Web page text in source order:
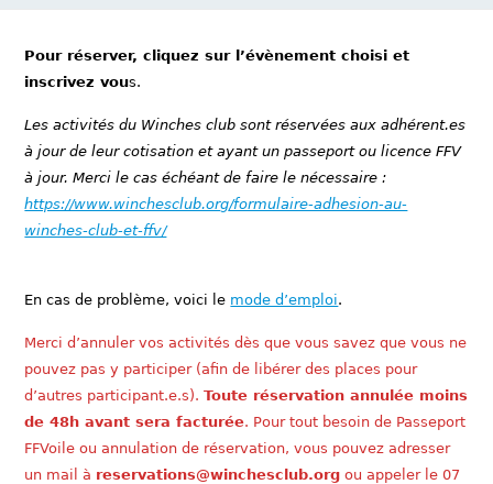
Pour réserver, cliquez sur l’évènement choisi et
inscrivez vous.
Les activités du Winches club sont réservées aux adhérent.es
à jour de leur cotisation et ayant un passeport ou licence FFV
à jour. Merci le cas échéant de faire le nécessaire :
https://www.winchesclub.org/formulaire-adhesion-au-
winches-club-et-ffv/
En cas de problème, voici le mode d’emploi.
Merci d’annuler vos activités dès que vous savez que vous ne
pouvez pas y participer (afin de libérer des places pour
d’autres participant.e.s).Toute réservation annulée moins
de 48h avant sera facturée. Pour tout besoin de Passeport
FFVoile ou annulation de réservation, vous pouvez adresser
un mail à reservations@winchesclub.org ou appeler le 07